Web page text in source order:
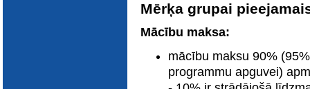
Mērķa grupai
Mācību maksa:
mācību maksu 90%
programmu apguvei)